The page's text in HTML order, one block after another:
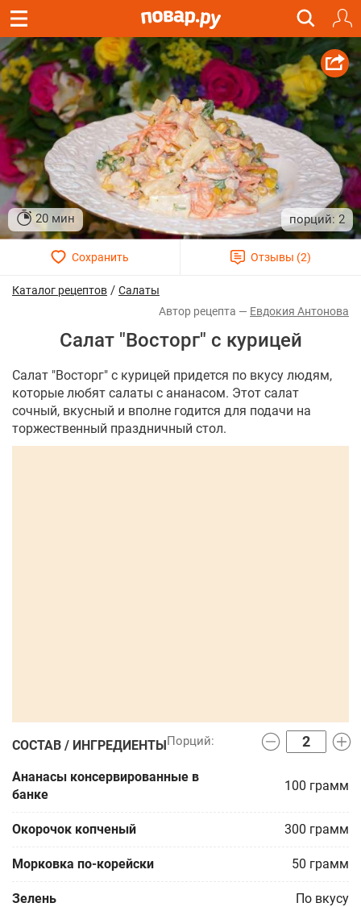
20 мин 2
Каталог рецептов / Салаты
Евдокия Антонова
Салат "Восторг" с курицей
Салат "Восторг" с курицей придется по вкусу людям,
которые любят салаты с ананасом. Этот салат
сочный, вкусный и вполне годится для подачи на
торжественный праздничный стол.
СОСТАВ / ИНГРЕДИЕНТЫ
Ананасы консервированные в
банке
100 грамм
Окорочок копченый 300 грамм
Морковка по-корейски 50 грамм
Зелень По вкусу